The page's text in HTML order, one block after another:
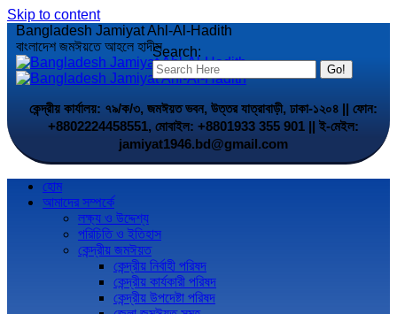
Skip to content
Search:
Bangladesh Jamiyat Ahl-Al-Hadith
বাংলাদেশ জমঈয়তে আহলে হাদীস
কেন্দ্রীয় কার্যালয়: ৭৯/ক/৩, জমঈয়ত ভবন, উত্তর যাত্রাবাড়ী, ঢাকা-১২০৪ || ফোন:
+8802224458551, মোবাইল: +8801933 355 901 || ই-মেইল:
jamiyat1946.bd@gmail.com
হোম
আমাদের সম্পর্কে
লক্ষ্য ও উদ্দেশ্য
পরিচিতি ও ইতিহাস
কেন্দ্রীয় জমঈয়ত
কেন্দ্রীয় নির্বাহী পরিষদ
কেন্দ্রীয় কার্যকারী পরিষদ
কেন্দ্রীয় উপদেষ্টা পরিষদ